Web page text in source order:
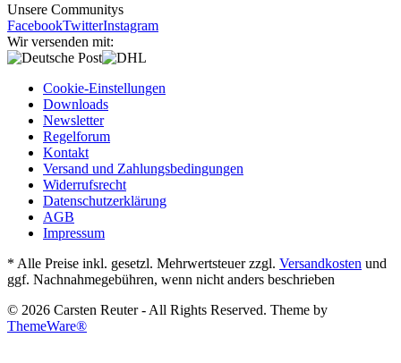
Unsere Communitys
FacebookTwitterInstagram
Wir versenden mit:
Cookie-Einstellungen
Downloads
Newsletter
Regelforum
Kontakt
Versand und Zahlungsbedingungen
Widerrufsrecht
Datenschutzerklärung
AGB
Impressum
* Alle Preise inkl. gesetzl. Mehrwertsteuer zzgl. Versandkosten und
ggf. Nachnahmegebühren, wenn nicht anders beschrieben
© 2026 Carsten Reuter - All Rights Reserved. Theme by
ThemeWare®